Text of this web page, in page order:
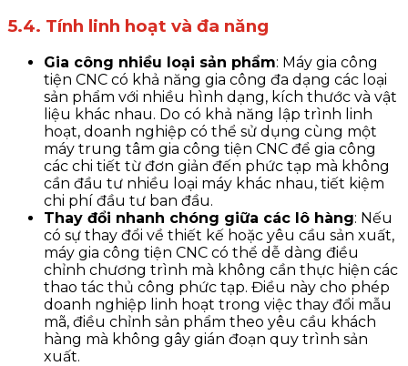
5.4. Tính linh hoạt và đa năng
Gia công nhiều loại sản phẩm: Máy gia công
tiện CNC có khả năng gia công đa dạng các loại
sản phẩm với nhiều hình dạng, kích thước và vật
liệu khác nhau. Do có khả năng lập trình linh
hoạt, doanh nghiệp có thể sử dụng cùng một
máy trung tâm gia công tiện CNC để gia công
các chi tiết từ đơn giản đến phức tạp mà không
cần đầu tư nhiều loại máy khác nhau, tiết kiệm
chi phí đầu tư ban đầu.
Thay đổi nhanh chóng giữa các lô hàng: Nếu
có sự thay đổi về thiết kế hoặc yêu cầu sản xuất,
máy gia công tiện CNC có thể dễ dàng điều
chỉnh chương trình mà không cần thực hiện các
thao tác thủ công phức tạp. Điều này cho phép
doanh nghiệp linh hoạt trong việc thay đổi mẫu
mã, điều chỉnh sản phẩm theo yêu cầu khách
hàng mà không gây gián đoạn quy trình sản
xuất.